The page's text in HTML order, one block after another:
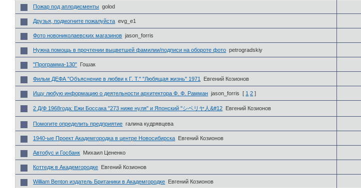
Пожар под аплодисменты golod
Друзья, подмогните пожалуйста evg_e1
Фото новониколаевских магазинов jason_forris
Нужна помощь в прочтении выцветшей фамилии/подписи на обороте фото petrogradskiy
"Программа-130" Гошак
Фильм ДЕФА "Объяснение в любви к Г. Т." "Любящая жизнь" 1971 Евгений Козионов
Ищу любую информацию о деятельности архитектора Ф. Ф. Рамман jason_forris [ 1 2 ]
2 Д/Ф 1968года: Ежи Боссака "273 ниже нуля" и Японский "シベリヤ人&#12 Евгений Козионов
Помогите определить предприятие галина кудрявцева
1940-ые Проект Академгородка в центре Новосибирска Евгений Козионов
Автобус и Госбанк Михаил Цененко
Коттедж в Академгородке Евгений Козионов
William Benton издатель Британики в Академгородке Евгений Козионов